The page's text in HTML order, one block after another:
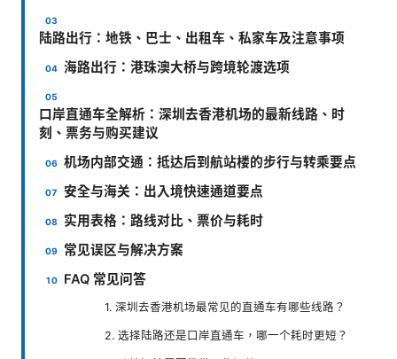
陆路出行：地铁、巴士、出租车、私家车及注意事项
海路出行：港珠澳大桥与跨境轮渡选项
口岸直通车全解析：深圳去香港机场的最新线路、时
刻、票务与购买建议
机场内部交通：抵达后到航站楼的步行与转乘要点
安全与海关：出入境快速通道要点
实用表格：路线对比、票价与耗时
常见误区与解决方案
FAQ 常见问答
1. 深圳去香港机场最常见的直通车有哪些线路？
2. 选择陆路还是口岸直通车，哪一个耗时更短？